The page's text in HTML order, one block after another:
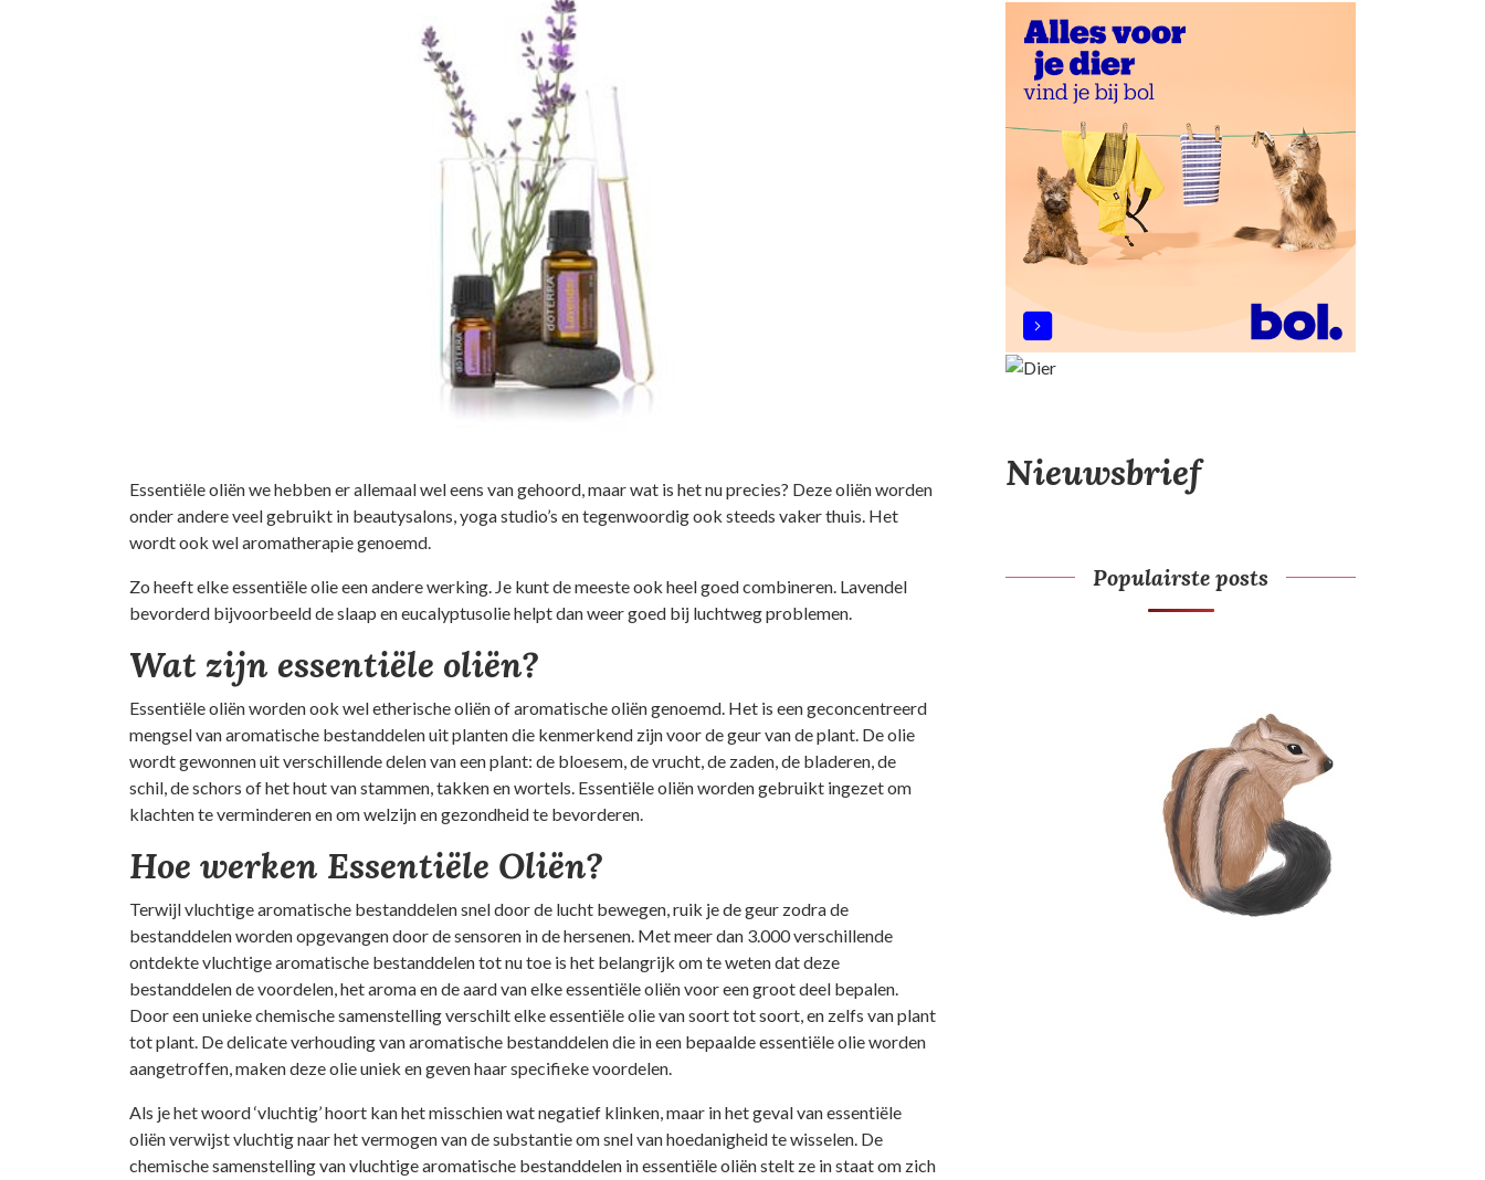
Essentiële oliën we hebben er allemaal wel eens van gehoord, maar wat is het nu precies? Deze oliën worden
onder andere veel gebruikt in beautysalons, yoga studio’s en tegenwoordig ook steeds vaker thuis. Het
wordt ook wel aromatherapie genoemd.
Zo heeft elke essentiële olie een andere werking. Je kunt de meeste ook heel goed combineren. Lavendel
bevorderd bijvoorbeeld de slaap en eucalyptusolie helpt dan weer goed bij luchtweg problemen.
Wat zijn essentiële oliën?
Essentiële oliën worden ook wel etherische oliën of aromatische oliën genoemd. Het is een geconcentreerd
mengsel van aromatische bestanddelen uit planten die kenmerkend zijn voor de geur van de plant. De olie
wordt gewonnen uit verschillende delen van een plant: de bloesem, de vrucht, de zaden, de bladeren, de
schil, de schors of het hout van stammen, takken en wortels. Essentiële oliën worden gebruikt ingezet om
klachten te verminderen en om welzijn en gezondheid te bevorderen.
Hoe werken Essentiële Oliën?
Terwijl vluchtige aromatische bestanddelen snel door de lucht bewegen, ruik je de geur zodra de
bestanddelen worden opgevangen door de sensoren in de hersenen. Met meer dan 3.000 verschillende
ontdekte vluchtige aromatische bestanddelen tot nu toe is het belangrijk om te weten dat deze
bestanddelen de voordelen, het aroma en de aard van elke essentiële oliën voor een groot deel bepalen.
Door een unieke chemische samenstelling verschilt elke essentiële olie van soort tot soort, en zelfs van plant
tot plant. De delicate verhouding van aromatische bestanddelen die in een bepaalde essentiële olie worden
aangetroffen, maken deze olie uniek en geven haar specifieke voordelen.
Als je het woord ‘vluchtig’ hoort kan het misschien wat negatief klinken, maar in het geval van essentiële
oliën verwijst vluchtig naar het vermogen van de substantie om snel van hoedanigheid te wisselen. De
chemische samenstelling van vluchtige aromatische bestanddelen in essentiële oliën stelt ze in staat om zich
Nieuwsbrief
Populairste posts